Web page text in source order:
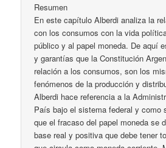
Resumen
En este capítulo Alberdi analiza la
con los consumos con la vida
público y al papel moneda. De aquí
y garantías que la Constitución
relación a los consumos, son los
fenómenos de la producción y
Alberdi hace referencia a la
País bajo el sistema federal y como
que el fracaso del papel moneda se
base real y positiva que debe tener